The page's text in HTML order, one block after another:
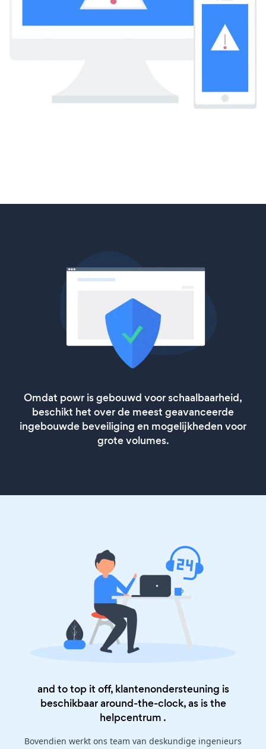
Omdat powr is gebouwd voor schaalbaarheid,
beschikt het over de meest geavanceerde
ingebouwde beveiliging en mogelijkheden voor
grote volumes.
and to top it off, klantenondersteuning is
beschikbaar around-the-clock, as is the
helpcentrum .
Bovendien werkt ons team van deskundige ingenieurs